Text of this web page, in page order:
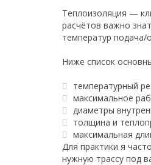
Теплоизоляция —
расчётов важно
температур подача/
Ниже список
температурный
максимальное
диаметры
толщина и
максимальная
Для практики я
нужную трассу под